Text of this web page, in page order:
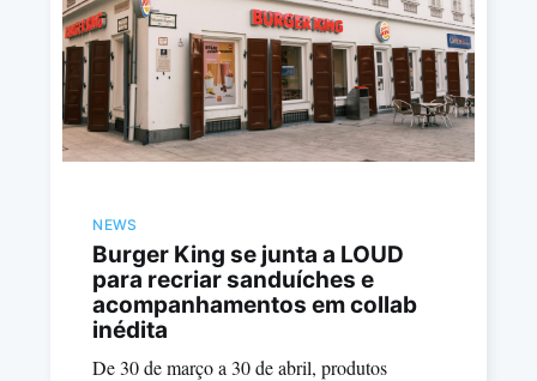
NEWS
Burger King se junta a LOUD
para recriar sanduíches e
acompanhamentos em collab
inédita
De 30 de março a 30 de abril, produtos